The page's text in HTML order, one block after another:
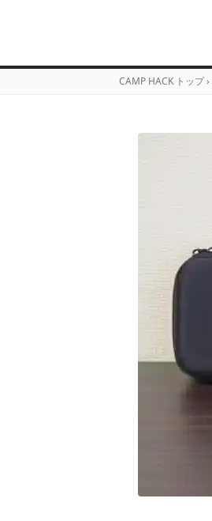
CAMP HACK トップ ›